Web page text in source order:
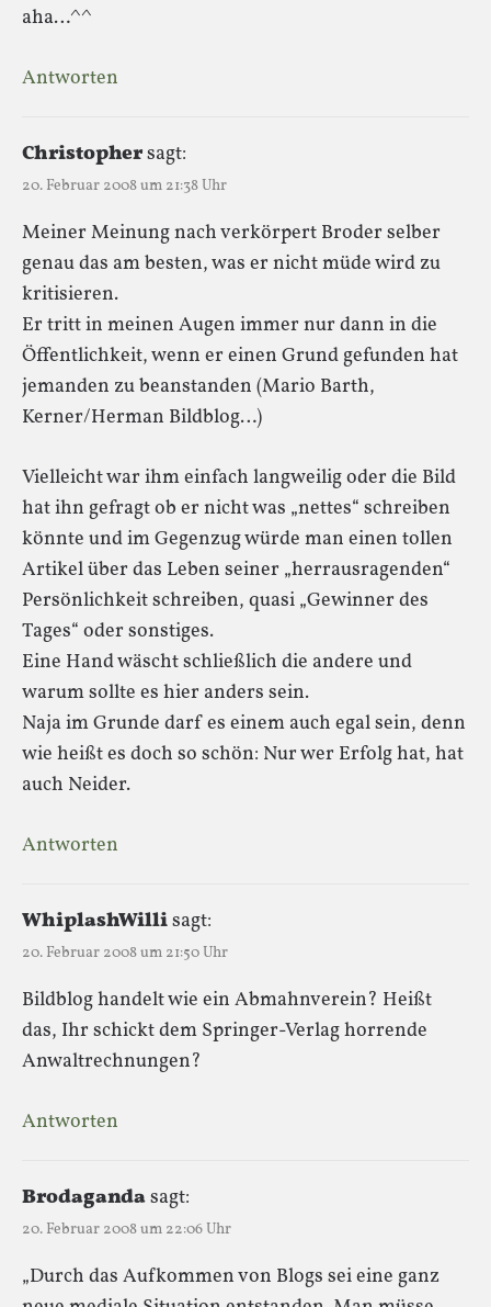
aha…^^
Antworten
Christophersagt:
20. Februar 2008 um 21:38 Uhr
Meiner Meinung nach verkörpert Broder selber
genau das am besten, was er nicht müde wird zu
kritisieren.
Er tritt in meinen Augen immer nur dann in die
Öffentlichkeit, wenn er einen Grund gefunden hat
jemanden zu beanstanden (Mario Barth,
Kerner/Herman Bildblog…)
Vielleicht war ihm einfach langweilig oder die Bild
hat ihn gefragt ob er nicht was „nettes“ schreiben
könnte und im Gegenzug würde man einen tollen
Artikel über das Leben seiner „herrausragenden“
Persönlichkeit schreiben, quasi „Gewinner des
Tages“ oder sonstiges.
Eine Hand wäscht schließlich die andere und
warum sollte es hier anders sein.
Naja im Grunde darf es einem auch egal sein, denn
wie heißt es doch so schön: Nur wer Erfolg hat, hat
auch Neider.
Antworten
WhiplashWillisagt:
20. Februar 2008 um 21:50 Uhr
Bildblog handelt wie ein Abmahnverein? Heißt
das, Ihr schickt dem Springer-Verlag horrende
Anwaltrechnungen?
Antworten
Brodagandasagt:
20. Februar 2008 um 22:06 Uhr
„Durch das Aufkommen von Blogs sei eine ganz